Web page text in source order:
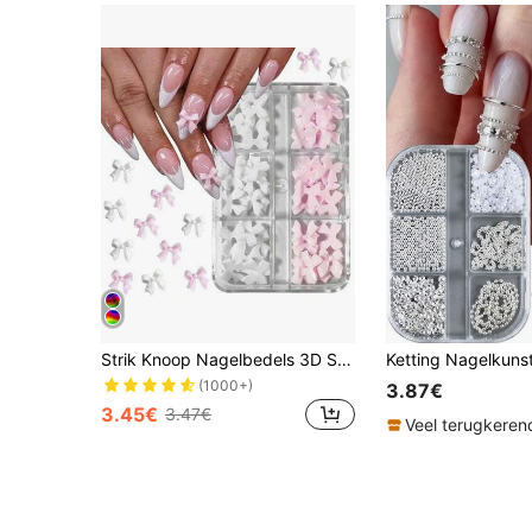
Strik Knoop Nagelbedels 3D Strikjes voor Roze en Witte Nagels. Nagelbedeltjes voor Acrylnagels, Nagelkunst Accessoires, Nagelsieraden, DIY, Ambachtelijke Nagelaccessoires voor Vrouwen, DIY Nageldecoratie Ontwerp, Nagel Edelstenen
(1000+)
3.45€ 3.47€
3.87€
Veel